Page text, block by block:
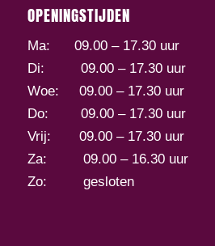
OPENINGSTIJDEN
Ma: 09.00 – 17.30 uur
Di: 09.00 – 17.30 uur
Woe: 09.00 – 17.30 uur
Do: 09.00 – 17.30 uur
Vrij: 09.00 – 17.30 uur
Za: 09.00 – 16.30 uur
Zo: gesloten